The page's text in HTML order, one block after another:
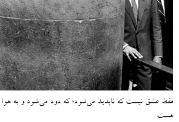
فقط عشق نیست که ناپدید می‌شود؛ که دود می‌شود و به
هست.